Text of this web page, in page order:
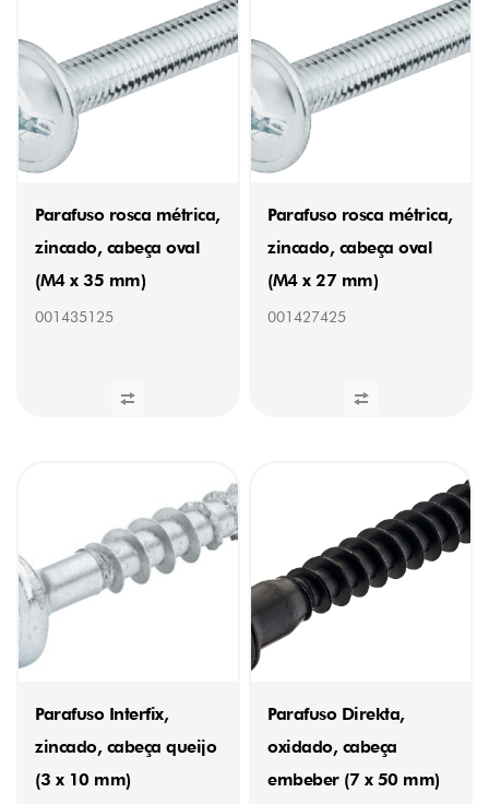
Parafuso rosca métrica,
zincado, cabeça oval
(M4 x 35 mm)
001435125
Parafuso rosca métrica,
zincado, cabeça oval
(M4 x 27 mm)
001427425
Parafuso Interfix,
zincado, cabeça queijo
(3 x 10 mm)
Parafuso Direkta,
oxidado, cabeça
embeber (7 x 50 mm)